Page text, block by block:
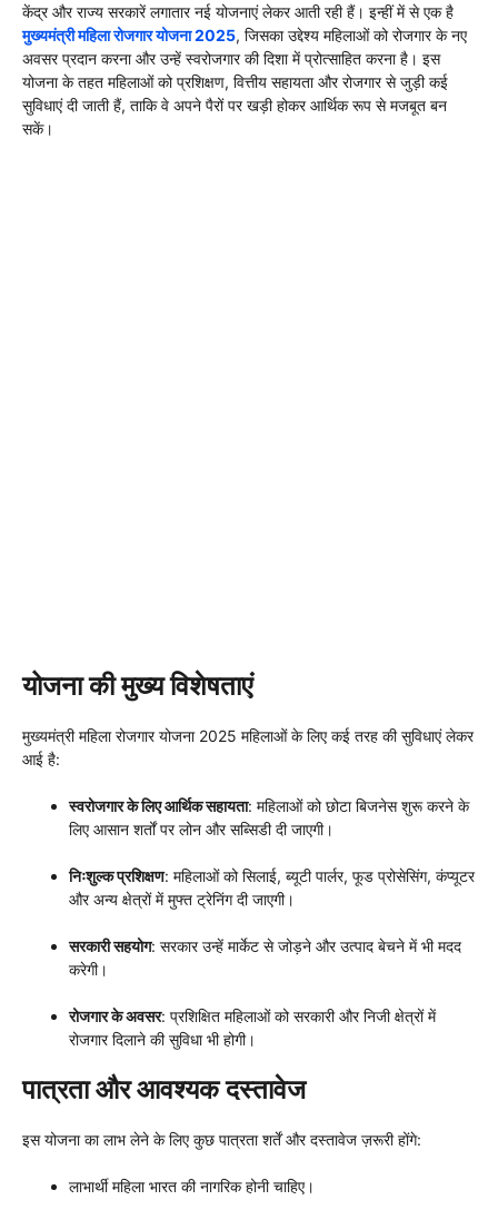
केंद्र और राज्य सरकारें लगातार नई योजनाएं लेकर आती रही हैं। इन्हीं में से एक है
मुख्यमंत्री महिला रोजगार योजना 2025, जिसका उद्देश्य महिलाओं को रोजगार के नए
अवसर प्रदान करना और उन्हें स्वरोजगार की दिशा में प्रोत्साहित करना है। इस
योजना के तहत महिलाओं को प्रशिक्षण, वित्तीय सहायता और रोजगार से जुड़ी कई
सुविधाएं दी जाती हैं, ताकि वे अपने पैरों पर खड़ी होकर आर्थिक रूप से मजबूत बन
सकें।
योजना की मुख्य विशेषताएं
मुख्यमंत्री महिला रोजगार योजना 2025 महिलाओं के लिए कई तरह की सुविधाएं लेकर
आई है:
स्वरोजगार के लिए आर्थिक सहायता: महिलाओं को छोटा बिजनेस शुरू करने के
लिए आसान शर्तों पर लोन और सब्सिडी दी जाएगी।
निःशुल्क प्रशिक्षण: महिलाओं को सिलाई, ब्यूटी पार्लर, फूड प्रोसेसिंग, कंप्यूटर
और अन्य क्षेत्रों में मुफ्त ट्रेनिंग दी जाएगी।
सरकारी सहयोग: सरकार उन्हें मार्केट से जोड़ने और उत्पाद बेचने में भी मदद
करेगी।
रोजगार के अवसर: प्रशिक्षित महिलाओं को सरकारी और निजी क्षेत्रों में
रोजगार दिलाने की सुविधा भी होगी।
पात्रता और आवश्यक दस्तावेज
इस योजना का लाभ लेने के लिए कुछ पात्रता शर्तें और दस्तावेज ज़रूरी होंगे:
लाभार्थी महिला भारत की नागरिक होनी चाहिए।